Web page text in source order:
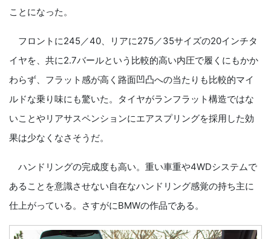
ことになった。
フロントに245／40、リアに275／35サイズの20インチタ
イヤを、共に2.7バールという比較的高い内圧で履くにもかか
わらず、フラット感が高く路面凹凸への当たりも比較的マイ
ルドな乗り味にも驚いた。タイヤがランフラット構造ではな
いことやリアサスペンションにエアスプリングを採用した効
果は少なくなさそうだ。
ハンドリングの完成度も高い。重い車重や4WDシステムで
あることを意識させない自在なハンドリング感覚の持ち主に
仕上がっている。さすがにBMWの作品である。